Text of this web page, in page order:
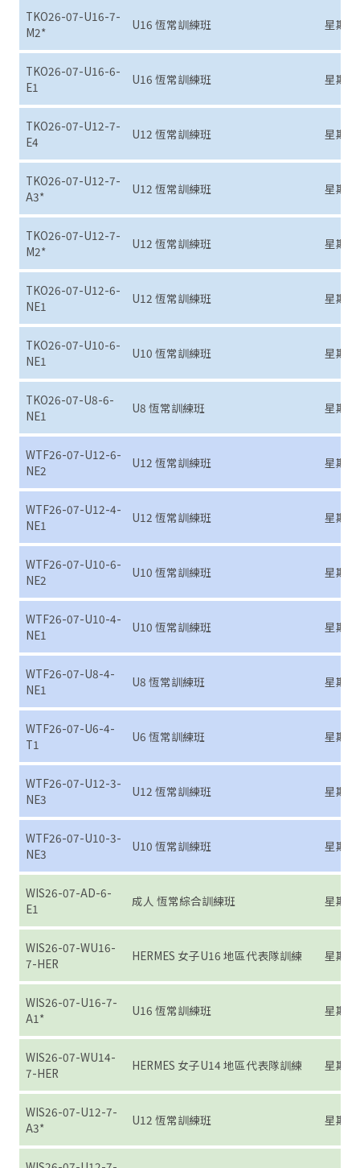
TKO26-07-U16-7-
M2*
U16 恆常訓練班 星期
TKO26-07-U16-6-
E1
U16 恆常訓練班 星期
TKO26-07-U12-7-
E4
U12 恆常訓練班 星期
TKO26-07-U12-7-
A3*
U12 恆常訓練班 星期
TKO26-07-U12-7-
M2*
U12 恆常訓練班 星期
TKO26-07-U12-6-
NE1
U12 恆常訓練班 星期
TKO26-07-U10-6-
NE1
U10 恆常訓練班 星期
TKO26-07-U8-6-
NE1
U8 恆常訓練班 星期
WTF26-07-U12-6-
NE2
U12 恆常訓練班 星期
WTF26-07-U12-4-
NE1
U12 恆常訓練班 星期
WTF26-07-U10-6-
NE2
U10 恆常訓練班 星期
WTF26-07-U10-4-
NE1
U10 恆常訓練班 星期
WTF26-07-U8-4-
NE1
U8 恆常訓練班 星期
WTF26-07-U6-4-
T1
U6 恆常訓練班 星期
WTF26-07-U12-3-
NE3
U12 恆常訓練班 星期
WTF26-07-U10-3-
NE3
U10 恆常訓練班 星期
WIS26-07-AD-6-
E1
成人 恆常綜合訓練班 星期
WIS26-07-WU16-
7-HER
HERMES 女子U16 地區代表隊訓練 星期
WIS26-07-U16-7-
A1*
U16 恆常訓練班 星期
WIS26-07-WU14-
7-HER
HERMES 女子U14 地區代表隊訓練 星期
WIS26-07-U12-7-
A3*
U12 恆常訓練班 星期